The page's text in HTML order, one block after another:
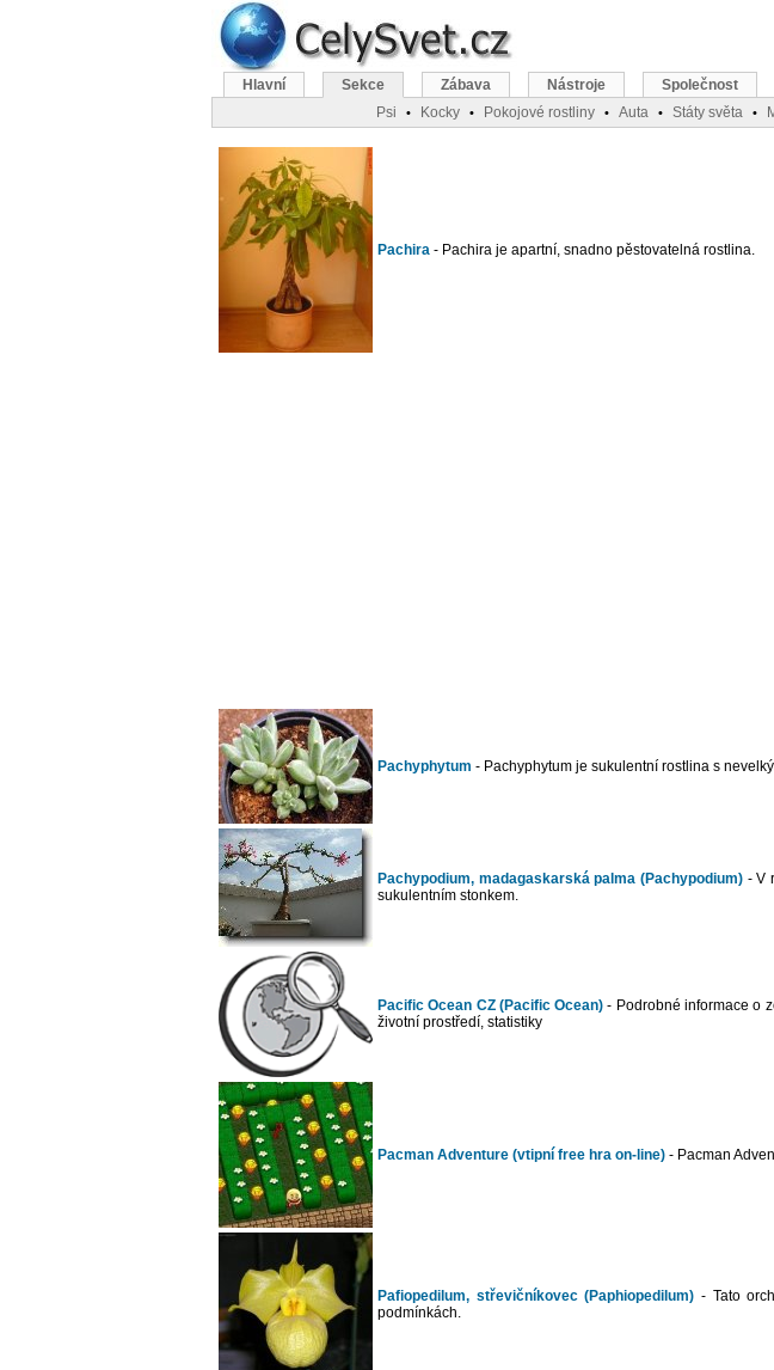
Pachira - Pachira je apartní, snadno pěstovatelná rostlina.
Pachyphytum - Pachyphytum je sukulentní rostlina s
Pachypodium, madagaskarská palma (Pachypodium)- V
sukulentním stonkem.
Pacific Ocean CZ (Pacific Ocean) - Podrobné informace o
životní prostředí, statistiky
Pacman Adventure (vtipní free hra on-line) - Pacman
Pafiopedilum, střevičníkovec (Paphiopedilum) - Tato
podmínkách.
Hlavní Sekce Zábava Nástroje Společnost
Psi
• Kocky • Pokojové rostliny • Auta • Státy světa •